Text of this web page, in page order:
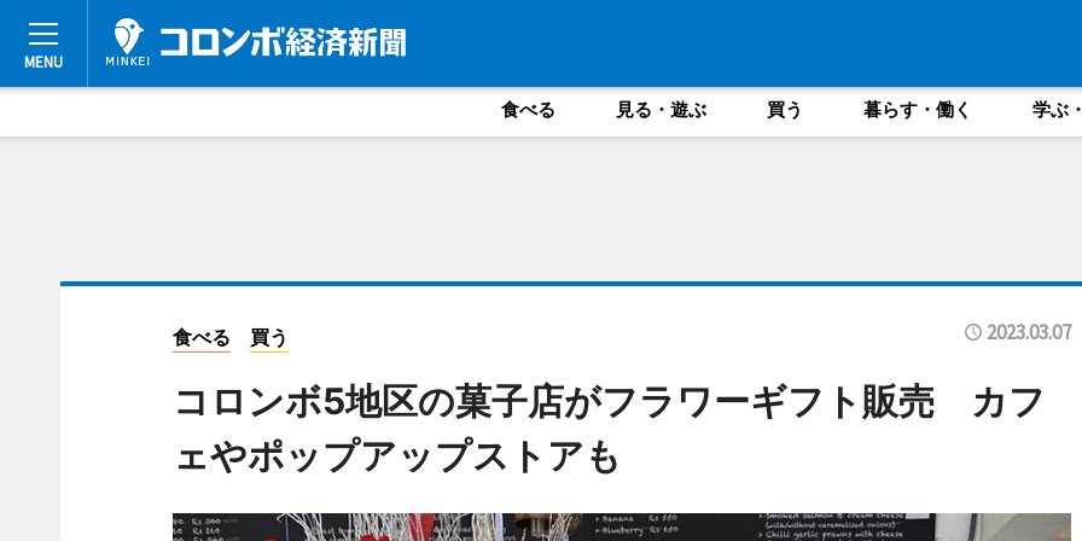
食べる 見る・遊ぶ 買う 暮らす・働く 学ぶ
食べる 買う 2023.03.07
コロンボ5地区の菓子店がフラワーギフト販売 カフ
ェやポップアップストアも